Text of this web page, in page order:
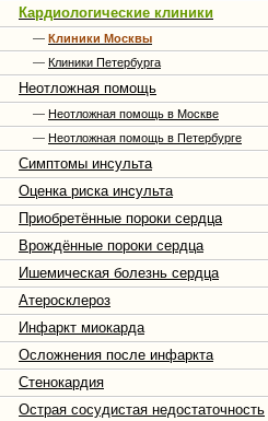
Кардиологические клиники
— Клиники Москвы
— Клиники Петербурга
Неотложная помощь
— Неотложная помощь в Москве
— Неотложная помощь в Петербурге
Симптомы инсульта
Оценка риска инсульта
Приобретённые пороки сердца
Врождённые пороки сердца
Ишемическая болезнь сердца
Атеросклероз
Инфаркт миокарда
Осложнения после инфаркта
Стенокардия
Острая сосудистая недостаточность